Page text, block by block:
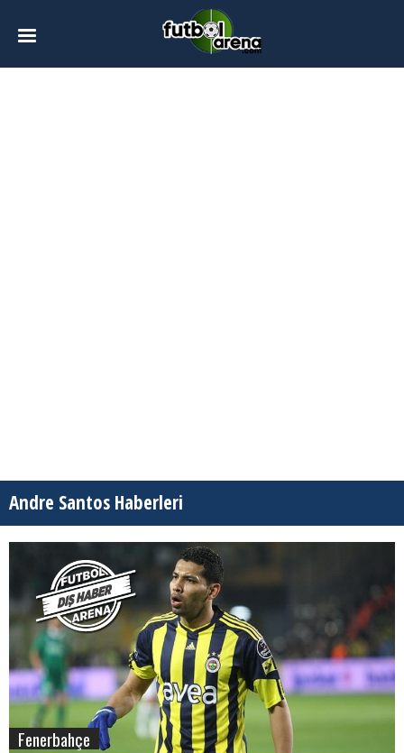
Andre Santos Haberleri
Fenerbahçe